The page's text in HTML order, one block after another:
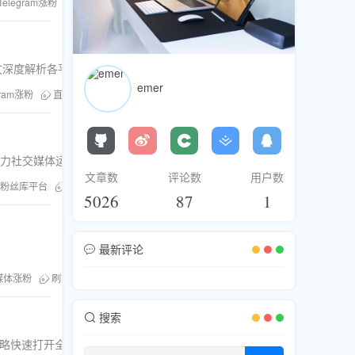
解析各平台数据提升策略，并重点探讨电报社群营销中买粉的核心
涨粉 直播人气 Twitter推广
交媒体运营突破增长瓶颈。
粉丝库平台 Telegram群组人气 社交媒体增粉 刷Telegram成员
体涨粉 刷Telegram粉丝
速打开全球市场，提升品牌影响力与信任度，实现安全高效的社交
emer
文章数
5026
评论数
87
用户数
1
最新评论
搜索